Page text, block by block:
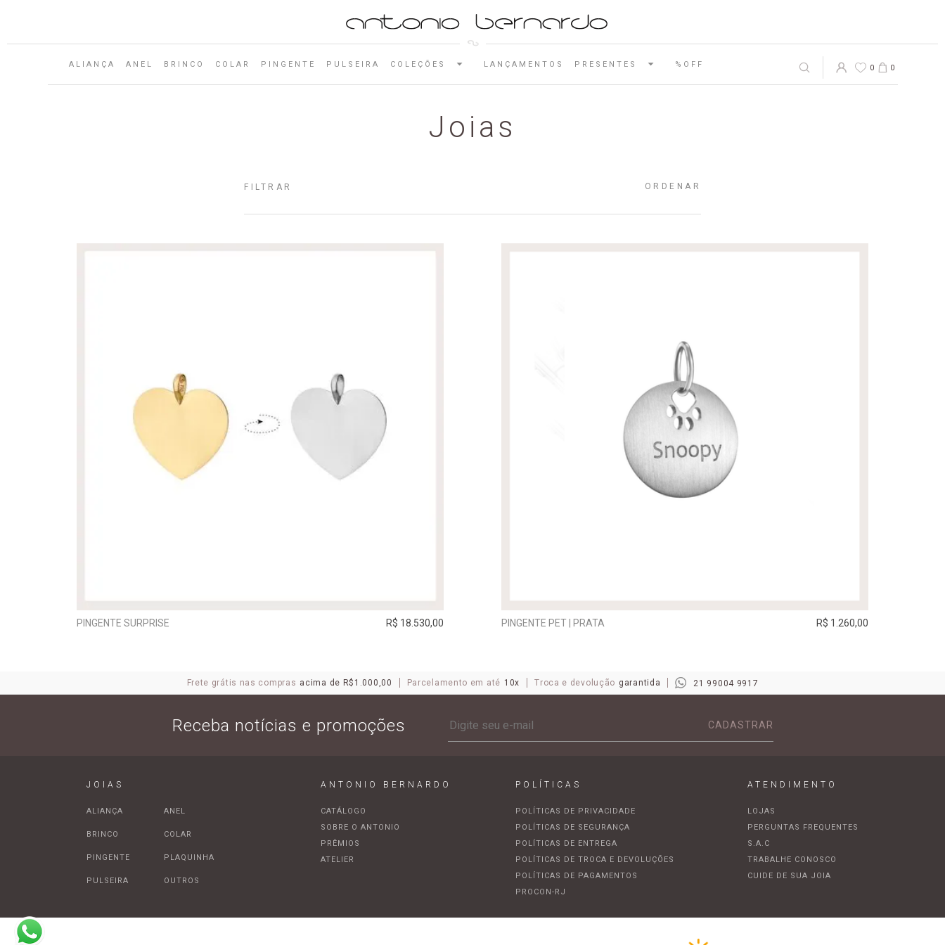
ALIANÇA ANEL BRINCO COLAR PINGENTE PULSEIRA COLEÇÕES LANÇAMENTOS PRESENTES %OFF 0 0
Joias
FILTRAR ORDENAR
PINGENTE SURPRISE R$ 18.530,00 PINGENTE PET | PRATA R$ 1.260,00
Frete grátis nas compras acima de R$1.000,00 Parcelamento em até 10x Troca e devolução garantida 21 99004 9917
Receba notícias e promoções CADASTRAR
JOIAS
ALIANÇA ANEL
BRINCO COLAR
PINGENTE PLAQUINHA
PULSEIRA OUTROS
ANTONIO BERNARDO
CATÁLOGO
SOBRE O ANTONIO
PRÊMIOS
ATELIER
POLÍTICAS
POLÍTICAS DE PRIVACIDADE
POLÍTICAS DE SEGURANÇA
POLÍTICAS DE ENTREGA
POLÍTICAS DE TROCA E DEVOLUÇÕES
POLÍTICAS DE PAGAMENTOS
PROCON-RJ
ATENDIMENTO
LOJAS
PERGUNTAS FREQUENTES
S.A.C
TRABALHE CONOSCO
CUIDE DE SUA JOIA